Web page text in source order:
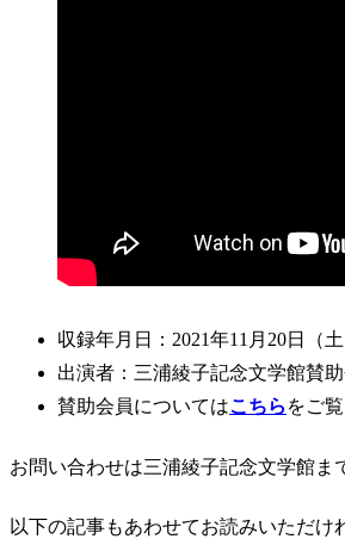
収録年月日：2021年11月20日（
出演者：三浦綾子記念文学館賛
賛助会員についてはこちら をご
お問い合わせは三浦綾子記念文学館ま
以下の記事もあわせてお読みいただけ